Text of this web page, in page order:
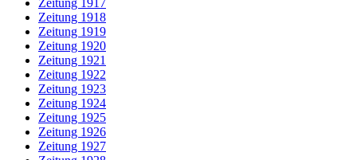
Zeitung 1917
Zeitung 1918
Zeitung 1919
Zeitung 1920
Zeitung 1921
Zeitung 1922
Zeitung 1923
Zeitung 1924
Zeitung 1925
Zeitung 1926
Zeitung 1927